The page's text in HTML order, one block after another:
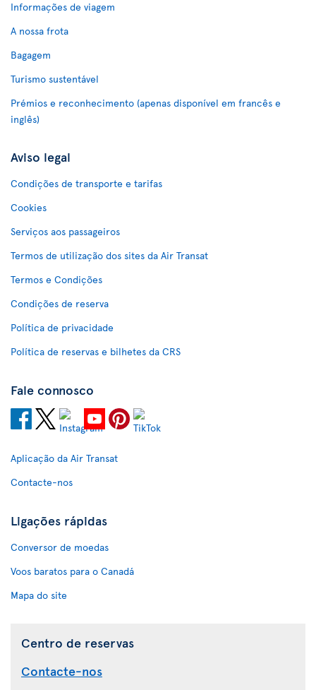
Informações de viagem
A nossa frota
Bagagem
Turismo sustentável
Prémios e reconhecimento (apenas disponível em francês e
inglês)
Aviso legal
Condições de transporte e tarifas
Cookies
Serviços aos passageiros
Termos de utilização dos sites da Air Transat
Termos e Condições
Condições de reserva
Política de privacidade
Política de reservas e bilhetes da CRS
Fale connosco
Aplicação da Air Transat
Contacte-nos
Ligações rápidas
Conversor de moedas
Voos baratos para o Canadá
Mapa do site
Centro de reservas
Contacte-nos